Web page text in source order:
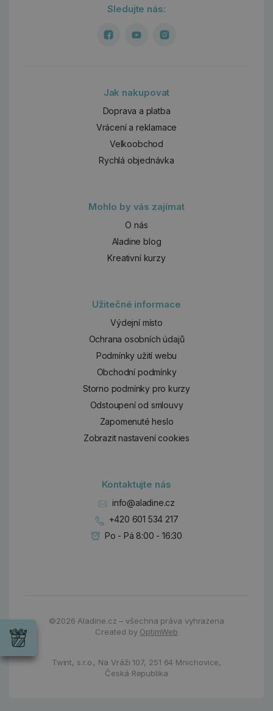
Sledujte nás:
Jak nakupovat
Doprava a platba
Vrácení a reklamace
Velkoobchod
Rychlá objednávka
Mohlo by vás zajímat
O nás
Aladine blog
Kreativní kurzy
Užitečné informace
Výdejní místo
Ochrana osobních údajů
Podmínky užití webu
Obchodní podmínky
Storno podmínky pro kurzy
Odstoupení od smlouvy
Zapomenuté heslo
Zobrazit nastavení cookies
Kontaktujte nás
info@aladine.cz
+420 601 534 217
Po - Pá 8:00 - 16:30
©2026Aladine.cz – všechna práva vyhrazena
Created by OptimWeb
Twint, s.r.o., Na Vráži 107, 251 64 Mnichovice,
Česká Republika
Wrendale
příležitost
Chci si vybrat